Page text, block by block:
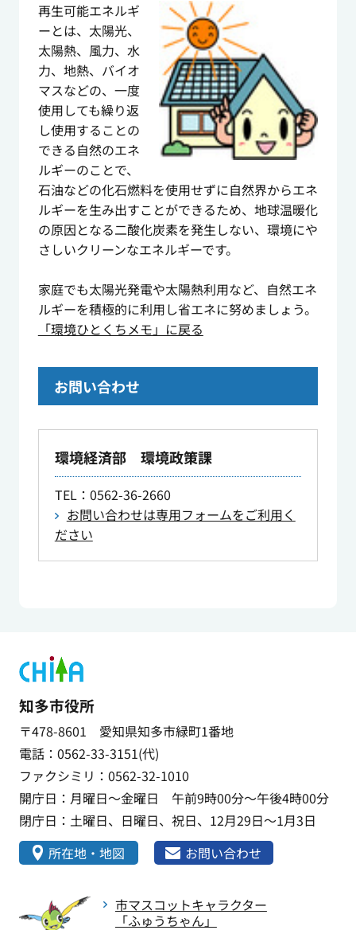
再生可能エネルギ
ーとは、太陽光、
太陽熱、風力、水
力、地熱、バイオ
マスなどの、一度
使用しても繰り返
し使用することの
できる自然のエネ
ルギーのことで、
石油などの化石燃料を使用せずに自然界からエネ
ルギーを生み出すことができるため、地球温暖化
の原因となる二酸化炭素を発生しない、環境にや
さしいクリーンなエネルギーです。
家庭でも太陽光発電や太陽熱利用など、自然エネ
ルギーを積極的に利用し省エネに努めましょう。
「環境ひとくちメモ」に戻る
お問い合わせ
環境経済部 環境政策課
TEL：0562-36-2660
お問い合わせは専用フォームをご利用く
ださい
知多市役所
〒478-8601 愛知県知多市緑町1番地
電話：0562-33-3151(代)
ファクシミリ：0562-32-1010
開庁日：月曜日～金曜日 午前9時00分～午後4時00分
閉庁日：土曜日、日曜日、祝日、12月29日～1月3日
所在地・地図
お問い合わせ
市マスコットキャラクター
「ふゅうちゃん」